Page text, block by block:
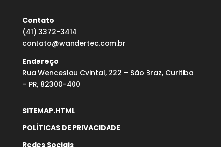
Contato
(41) 3372-3414
contato@wandertec.com.br
Endereço
Rua Wenceslau Cvintal, 222 – São Braz, Curitiba
– PR, 82300-400
SITEMAP.HTML
POLÍTICAS DE PRIVACIDADE
Redes Sociais